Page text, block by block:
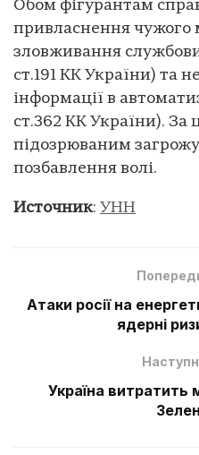
Обом фігурантам
привласнення
зловживання
ст.191 КК України) та
інформації в
ст.362 КК України). За
підозрюваним
позбавлення волі.
Источник: УНН
Атаки росії на
ядерні
Україна витратить